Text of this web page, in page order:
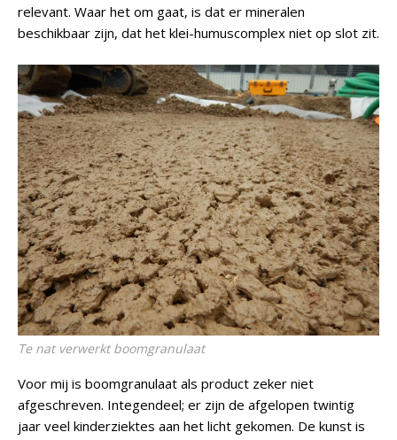
relevant. Waar het om gaat, is dat er mineralen
beschikbaar zijn, dat het klei-humuscomplex niet op slot zit.
Te nat verwerkt boomgranulaat
Voor mij is boomgranulaat als product zeker niet
afgeschreven. Integendeel; er zijn de afgelopen twintig
jaar veel kinderziektes aan het licht gekomen. De kunst is